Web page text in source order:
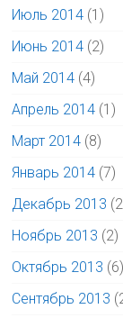
Июль 2014 (1)
Июнь 2014 (2)
Май 2014 (4)
Апрель 2014 (1)
Март 2014 (8)
Январь 2014 (7)
Декабрь 2013
Ноябрь 2013 (2)
Октябрь 2013 (6)
Сентябрь 2013